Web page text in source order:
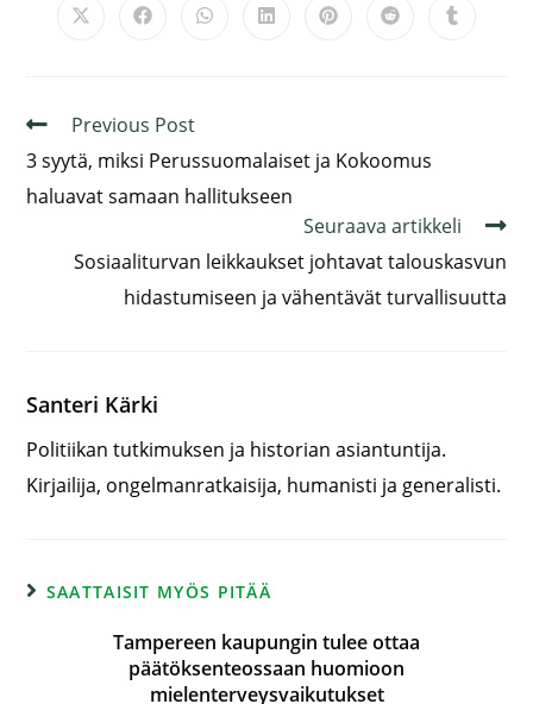
Previous Post
3 syytä, miksi Perussuomalaiset ja Kokoomus
haluavat samaan hallitukseen
Seuraava artikkeli
Sosiaaliturvan leikkaukset johtavat talouskasvun
hidastumiseen ja vähentävät turvallisuutta
Santeri Kärki
Politiikan tutkimuksen ja historian asiantuntija.
Kirjailija, ongelmanratkaisija, humanisti ja generalisti.
SAATTAISIT MYÖS PITÄÄ
Tampereen kaupungin tulee ottaa
päätöksenteossaan huomioon
mielenterveysvaikutukset